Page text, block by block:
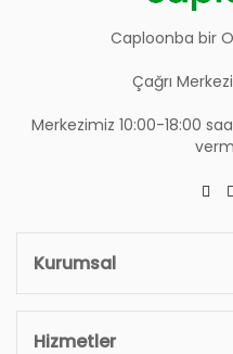
Caploonba bir
Çağrı
Merkezimiz 10:00-18:00
Kurumsal
Hizmetler